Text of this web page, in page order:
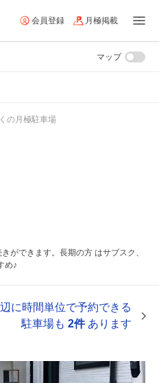
会員登録 月極掲載
マップ
の月極駐車場
ができます。長期の方 はサブスク、
め♪
に時間単位で予約できる
駐車場も 2件あります